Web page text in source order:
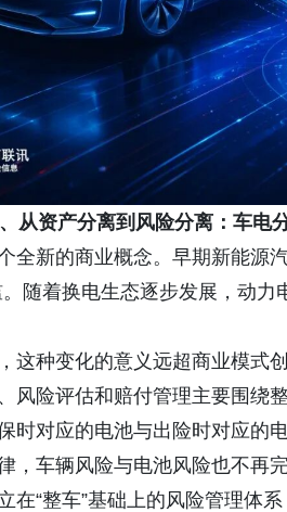
从资产分离到风险分离：车电
全新的商业概念。早期新能源
随着换电生态逐步发展，动
这种变化的意义远超商业模式
风险评估和赔付管理主要围绕
时对应的电池与出险时对应的
，车辆风险与电池风险也不再
在“整车”基础上的风险管理体